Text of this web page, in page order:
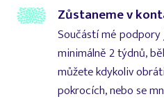
Zůstaneme v
Součástí mé
minimálně 2 týdnů,
můžete kdykoliv
pokrocích, nebo se